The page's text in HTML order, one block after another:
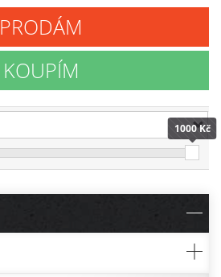
PRODÁM
KOUPÍM
1000 Kč